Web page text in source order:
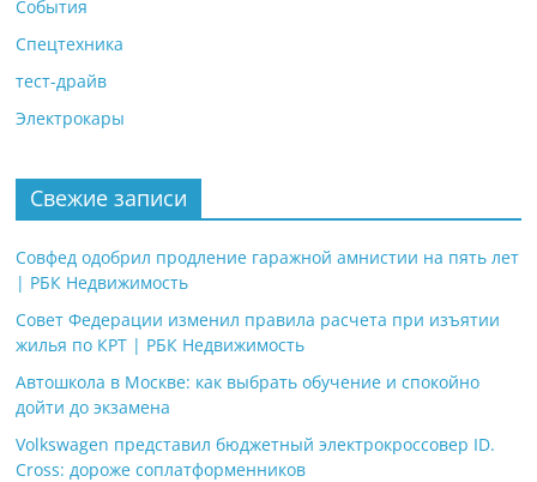
События
Спецтехника
тест-драйв
Электрокары
Свежие записи
Совфед одобрил продление гаражной амнистии на пять лет
| РБК Недвижимость
Совет Федерации изменил правила расчета при изъятии
жилья по КРТ | РБК Недвижимость
Автошкола в Москве: как выбрать обучение и спокойно
дойти до экзамена
Volkswagen представил бюджетный электрокроссовер ID.
Cross: дороже соплатформенников